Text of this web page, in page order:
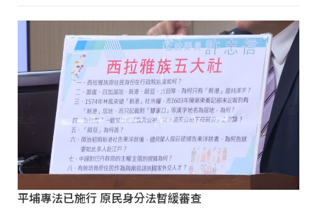
平埔專法已施行 原民身分法暫緩審查